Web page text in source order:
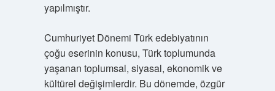
yapılmıştır.
Cumhuriyet Dönemi Türk edebiyatının
çoğu eserinin konusu, Türk toplumunda
yaşanan toplumsal, siyasal, ekonomik ve
kültürel değişimlerdir. Bu dönemde, özgür